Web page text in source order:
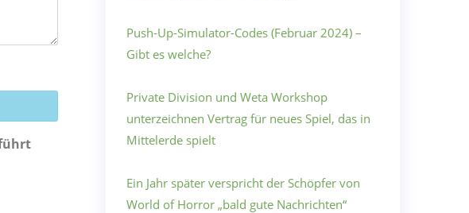
Push-Up-Simulator-Codes (Februar 2024) –
Gibt es welche?
Private Division und Weta Workshop
unterzeichnen Vertrag für neues Spiel, das in
Mittelerde spielt
Ein Jahr später verspricht der Schöpfer von
World of Horror „bald gute Nachrichten“